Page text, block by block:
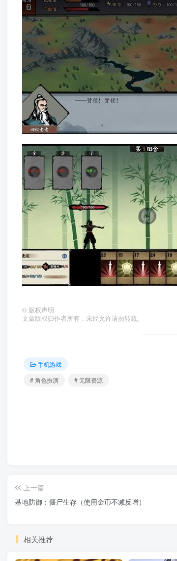
© 版权声明
文章版权归作者所有，未经允许请勿转载。
手机游戏
# 角色扮演
# 无限资源
上一篇
基地防御：僵尸生存（使用金币不减反增）
相关推荐